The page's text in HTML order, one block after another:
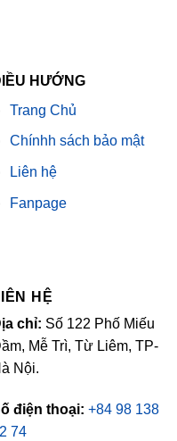
HƯỚNG
Trang Chủ
Chínhh sách bảo mật
Liên hệ
Fanpage
HỆ
chỉ: Số 122 Phố Miếu
Mễ Trì, Từ Liêm, TP-
Nội.
điện thoại: +84 98 138
74